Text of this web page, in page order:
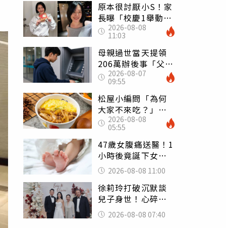
原本很討厭小S！家
長曝「校慶1舉動」
讓她徹底改觀 網
友洗版認證
2026-08-08
11:03
母親過世當天提領
206萬辦後事「父子
遭判刑」 律師：
搶錢先下手是罪
2026-08-07
09:55
松屋小編問「為何
大家不來吃？」
一票人點出3大問
題：滿手好牌打到
爛
2026-08-08
05:55
47歲女腹痛送醫！1
小時後竟誕下女
嬰 26歲女兒：以
為只是變胖
2026-08-08 11:00
徐莉玲打破沉默談
兒子身世！心碎揭
徐子翔輕生內幕：
帶給我巨大哀傷
2026-08-08 07:40